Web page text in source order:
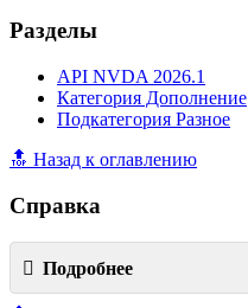
Разделы
API NVDA 2026.1
Категория Дополнение
Подкатегория Разное
🔝 Назад к оглавлению
Справка
Подробнее